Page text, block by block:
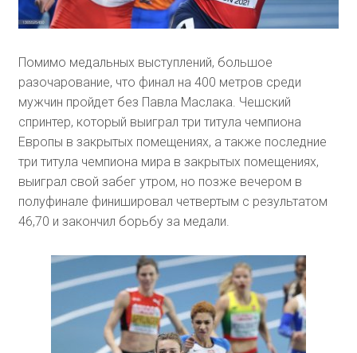
Помимо медальных выступлений, большое
разочарование, что финал на 400 метров среди
мужчин пройдет без Павла Маслака. Чешский
спринтер, который выиграл три титула чемпиона
Европы в закрытых помещениях, а также последние
три титула чемпиона мира в закрытых помещениях,
выиграл свой забег утром, но позже вечером в
полуфинале финишировал четвертым с результатом
46,70 и закончил борьбу за медали.